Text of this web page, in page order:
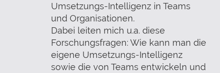
Umsetzungs-Intelligenz in Teams
und Organisationen.
Dabei leiten mich u.a. diese
Forschungsfragen: Wie kann man die
eigene Umsetzungs-Intelligenz
sowie die von Teams entwickeln und